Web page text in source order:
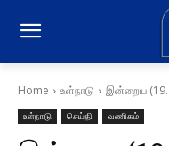
Home உள்நாடு இன்றைய
உள்நாடு செய்தி வணிகம்